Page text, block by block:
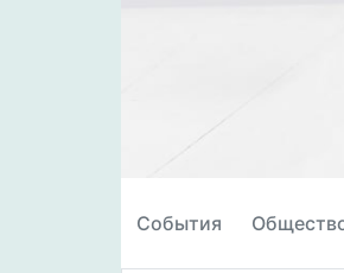
События